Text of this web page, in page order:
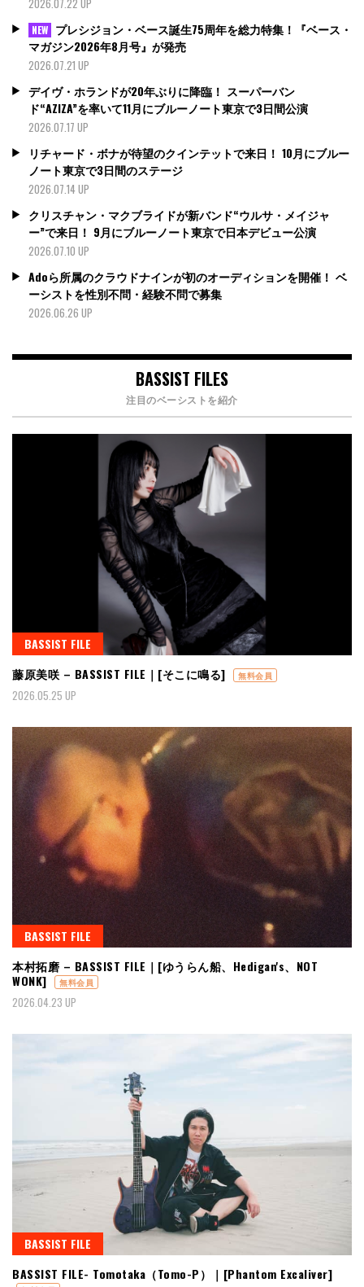
2026.07.22 UP
NEW プレシジョン・ベース誕生75周年を総力特集！『ベース・
マガジン2026年8月号』が発売
2026.07.21 UP
デイヴ・ホランドが20年ぶりに降臨！ スーパーバン
ド“AZIZA”を率いて11月にブルーノート東京で3日間公演
2026.07.17 UP
リチャード・ボナが待望のクインテットで来日！ 10月にブルー
ノート東京で3日間のステージ
2026.07.14 UP
クリスチャン・マクブライドが新バンド“ウルサ・メイジャ
ー”で来日！ 9月にブルーノート東京で日本デビュー公演
2026.07.10 UP
Adoら所属のクラウドナインが初のオーディションを開催！ ベ
ーシストを性別不問・経験不問で募集
2026.06.26 UP
BASSIST FILES
注目のベーシストを紹介
BASSIST FILE
藤原美咲 – BASSIST FILE｜[そこに鳴る]
無料会員
2026.05.25 UP
BASSIST FILE
本村拓磨 – BASSIST FILE｜[ゆうらん船、Hedigan's、NOT
WONK]
無料会員
2026.04.23 UP
BASSIST FILE
BASSIST FILE- Tomotaka（Tomo-P）｜[Phantom Excaliver]